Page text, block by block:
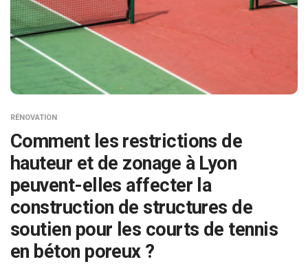
RÉNOVATION
Comment les restrictions de
hauteur et de zonage à Lyon
peuvent-elles affecter la
construction de structures de
soutien pour les courts de tennis
en béton poreux ?